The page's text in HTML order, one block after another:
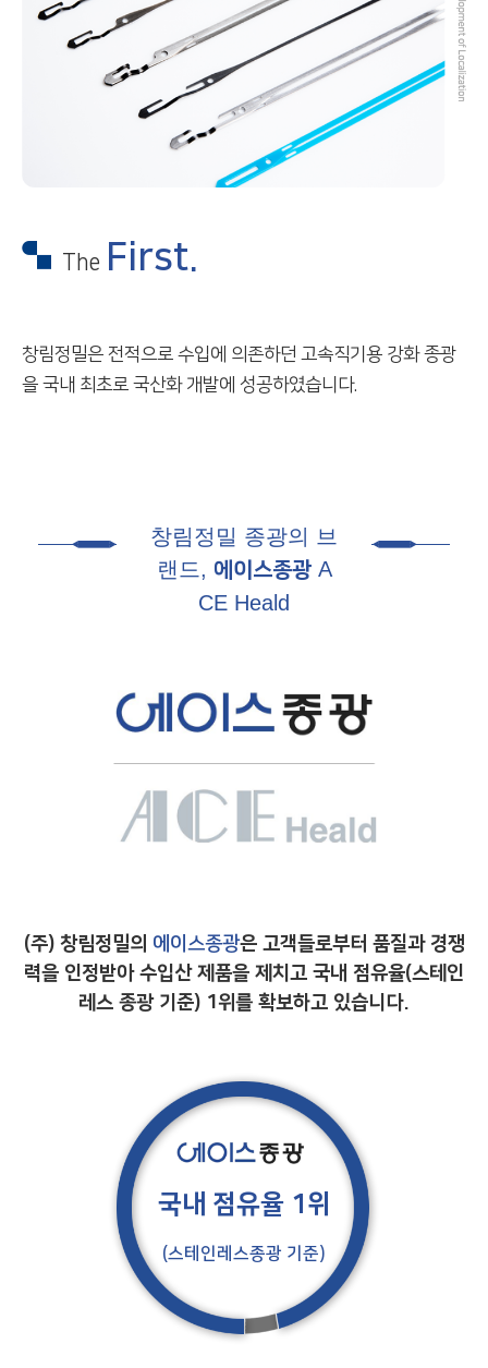
The First.
창림정밀은 전적으로 수입에 의존하던 고속직기용 강화 종광
을 국내 최초로 국산화 개발에 성공하였습니다.
창림정밀 종광의 브
랜드, 에이스종광A
CE Heald
(주) 창림정밀의 에이스종광은 고객들로부터 품질과 경쟁
력을 인정받아 수입산 제품을 제치고 국내 점유율(스테인
레스 종광 기준) 1위를 확보하고 있습니다.
국내 점유율 1위
(스테인레스종광 기준)